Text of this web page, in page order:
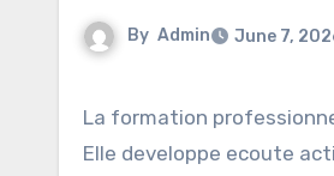
By Admin June 7,
La formation
Elle developpe ecoute